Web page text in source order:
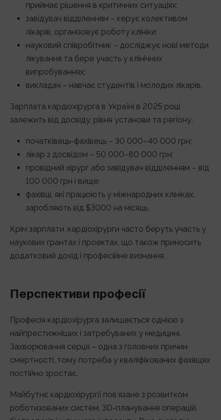
приймає рішення в критичних ситуаціях;
завідувач відділенням – керує колективом
лікарів, організовує роботу клініки;
науковий співробітник – досліджує нові методи
лікування та бере участь у клінічних
випробуваннях;
викладач – навчає студентів і молодих лікарів.
Зарплата кардіохірурга в Україні в 2025 році
залежить від досвіду, рівня установи та регіону:
початківець-фахівець – 30 000–40 000 грн;
лікар з досвідом – 50 000–80 000 грн;
провідний хірург або завідувач відділенням – від
100 000 грн і вище;
фахівці, які працюють у міжнародних клініках,
заробляють від $3000 на місяць.
Крім зарплати, кардіохірурги часто беруть участь у
наукових грантах і проектах, що також приносить
додатковий дохід і професійне визнання.
Перспективи професії
Професія кардіохірурга залишається однією з
найпрестижніших і затребуваних у медицині.
Захворювання серця – одна з головних причин
смертності, тому потреба у кваліфікованих фахівцях
постійно зростає.
Майбутнє кардіохірургії пов’язане з розвитком
роботизованих систем, 3D-планування операцій,